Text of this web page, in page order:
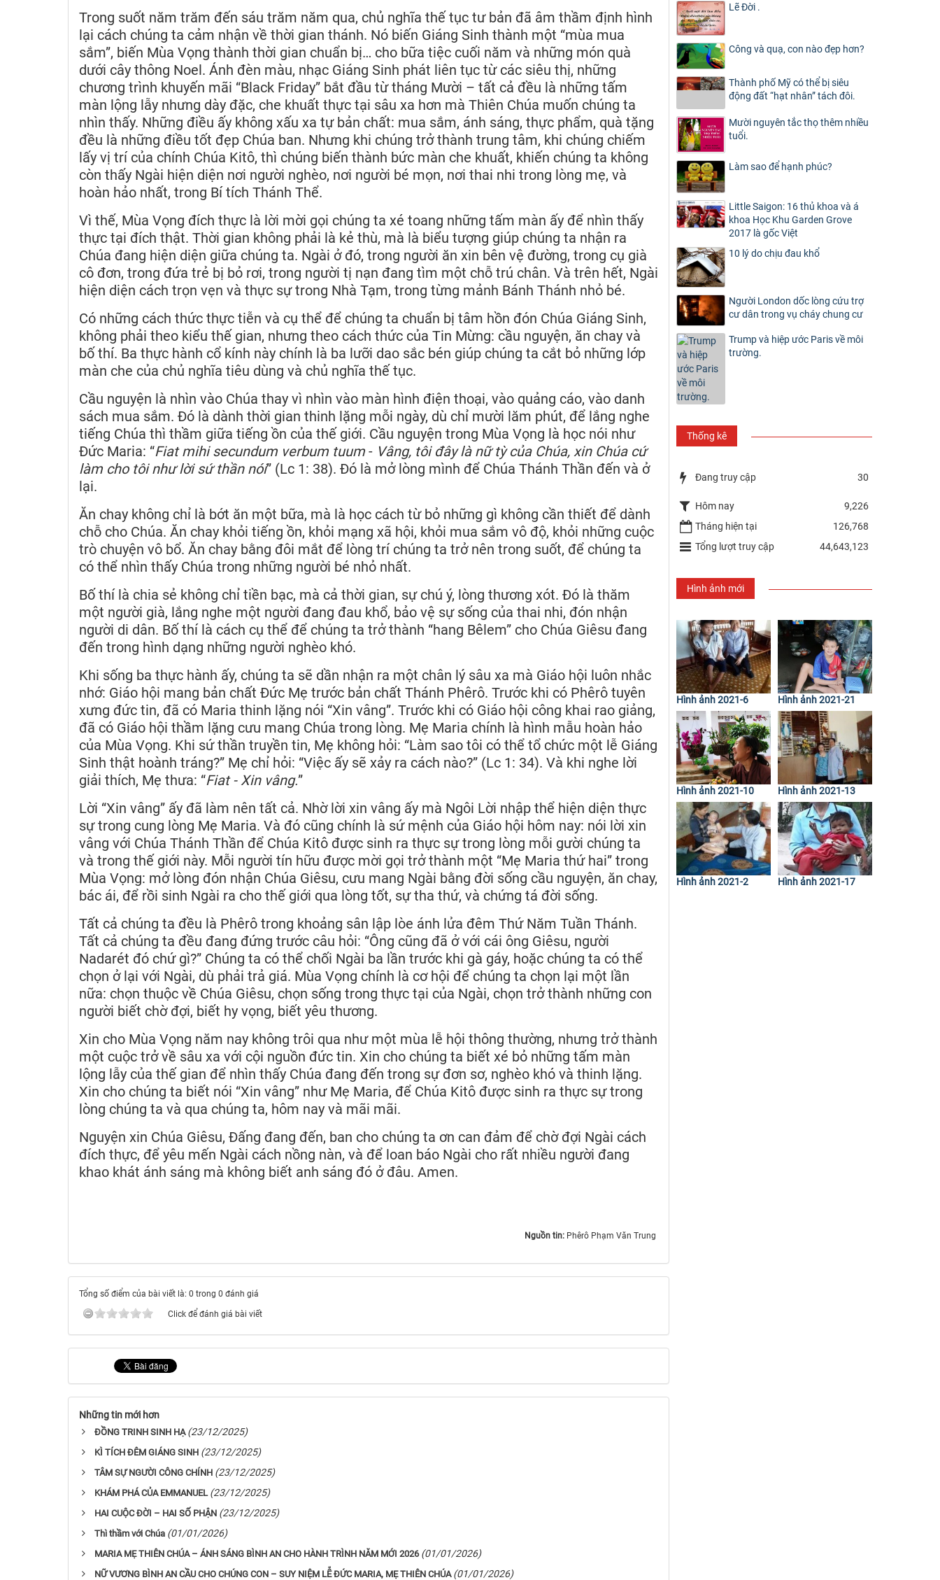
Trong suốt năm trăm đến sáu trăm năm qua, chủ nghĩa thế tục tư bản đã âm thầm định hình
lại cách chúng ta cảm nhận về thời gian thánh. Nó biến Giáng Sinh thành một “mùa mua
sắm”, biến Mùa Vọng thành thời gian chuẩn bị… cho bữa tiệc cuối năm và những món quà
dưới cây thông Noel. Ánh đèn màu, nhạc Giáng Sinh phát liên tục từ các siêu thị, những
chương trình khuyến mãi “Black Friday” bắt đầu từ tháng Mười – tất cả đều là những tấm
màn lộng lẫy nhưng dày đặc, che khuất thực tại sâu xa hơn mà Thiên Chúa muốn chúng ta
nhìn thấy. Những điều ấy không xấu xa tự bản chất: mua sắm, ánh sáng, thực phẩm, quà tặng
đều là những điều tốt đẹp Chúa ban. Nhưng khi chúng trở thành trung tâm, khi chúng chiếm
lấy vị trí của chính Chúa Kitô, thì chúng biến thành bức màn che khuất, khiến chúng ta không
còn thấy Ngài hiện diện nơi người nghèo, nơi người bé mọn, nơi thai nhi trong lòng mẹ, và
hoàn hảo nhất, trong Bí tích Thánh Thể.
Vì thế, Mùa Vọng đích thực là lời mời gọi chúng ta xé toang những tấm màn ấy để nhìn thấy
thực tại đích thật. Thời gian không phải là kẻ thù, mà là biểu tượng giúp chúng ta nhận ra
Chúa đang hiện diện giữa chúng ta. Ngài ở đó, trong người ăn xin bên vệ đường, trong cụ già
cô đơn, trong đứa trẻ bị bỏ rơi, trong người tị nạn đang tìm một chỗ trú chân. Và trên hết, Ngài
hiện diện cách trọn vẹn và thực sự trong Nhà Tạm, trong từng mảnh Bánh Thánh nhỏ bé.
Có những cách thức thực tiễn và cụ thể để chúng ta chuẩn bị tâm hồn đón Chúa Giáng Sinh,
không phải theo kiểu thế gian, nhưng theo cách thức của Tin Mừng: cầu nguyện, ăn chay và
bố thí. Ba thực hành cổ kính này chính là ba lưỡi dao sắc bén giúp chúng ta cắt bỏ những lớp
màn che của chủ nghĩa tiêu dùng và chủ nghĩa thế tục.
Cầu nguyện là nhìn vào Chúa thay vì nhìn vào màn hình điện thoại, vào quảng cáo, vào danh
sách mua sắm. Đó là dành thời gian thinh lặng mỗi ngày, dù chỉ mười lăm phút, để lắng nghe
tiếng Chúa thì thầm giữa tiếng ồn của thế giới. Cầu nguyện trong Mùa Vọng là học nói như
Đức Maria: “Fiat mihi secundum verbum tuum - Vâng, tôi đây là nữ tỳ của Chúa, xin Chúa cứ
làm cho tôi như lời sứ thần nói” (Lc 1: 38). Đó là mở lòng mình để Chúa Thánh Thần đến và ở
lại.
Ăn chay không chỉ là bớt ăn một bữa, mà là học cách từ bỏ những gì không cần thiết để dành
chỗ cho Chúa. Ăn chay khỏi tiếng ồn, khỏi mạng xã hội, khỏi mua sắm vô độ, khỏi những cuộc
trò chuyện vô bổ. Ăn chay bằng đôi mắt để lòng trí chúng ta trở nên trong suốt, để chúng ta
có thể nhìn thấy Chúa trong những người bé nhỏ nhất.
Bố thí là chia sẻ không chỉ tiền bạc, mà cả thời gian, sự chú ý, lòng thương xót. Đó là thăm
một người già, lắng nghe một người đang đau khổ, bảo vệ sự sống của thai nhi, đón nhận
người di dân. Bố thí là cách cụ thể để chúng ta trở thành “hang Bêlem” cho Chúa Giêsu đang
đến trong hình dạng những người nghèo khó.
Khi sống ba thực hành ấy, chúng ta sẽ dần nhận ra một chân lý sâu xa mà Giáo hội luôn nhắc
nhớ: Giáo hội mang bản chất Đức Mẹ trước bản chất Thánh Phêrô. Trước khi có Phêrô tuyên
xưng đức tin, đã có Maria thinh lặng nói “Xin vâng”. Trước khi có Giáo hội công khai rao giảng,
đã có Giáo hội thầm lặng cưu mang Chúa trong lòng. Mẹ Maria chính là hình mẫu hoàn hảo
của Mùa Vọng. Khi sứ thần truyền tin, Mẹ không hỏi: “Làm sao tôi có thể tổ chức một lễ Giáng
Sinh thật hoành tráng?” Mẹ chỉ hỏi: “Việc ấy sẽ xảy ra cách nào?” (Lc 1: 34). Và khi nghe lời
giải thích, Mẹ thưa: “Fiat - Xin vâng.”
Lời “Xin vâng” ấy đã làm nên tất cả. Nhờ lời xin vâng ấy mà Ngôi Lời nhập thể hiện diện thực
sự trong cung lòng Mẹ Maria. Và đó cũng chính là sứ mệnh của Giáo hội hôm nay: nói lời xin
vâng với Chúa Thánh Thần để Chúa Kitô được sinh ra thực sự trong lòng mỗi gười chúng ta
và trong thế giới này. Mỗi người tín hữu được mời gọi trở thành một “Mẹ Maria thứ hai” trong
Mùa Vọng: mở lòng đón nhận Chúa Giêsu, cưu mang Ngài bằng đời sống cầu nguyện, ăn chay,
bác ái, để rồi sinh Ngài ra cho thế giới qua lòng tốt, sự tha thứ, và chứng tá đời sống.
Tất cả chúng ta đều là Phêrô trong khoảng sân lập lòe ánh lửa đêm Thứ Năm Tuần Thánh.
Tất cả chúng ta đều đang đứng trước câu hỏi: “Ông cũng đã ở với cái ông Giêsu, người
Nadarét đó chứ gì?” Chúng ta có thể chối Ngài ba lần trước khi gà gáy, hoặc chúng ta có thể
chọn ở lại với Ngài, dù phải trả giá. Mùa Vọng chính là cơ hội để chúng ta chọn lại một lần
nữa: chọn thuộc về Chúa Giêsu, chọn sống trong thực tại của Ngài, chọn trở thành những con
người biết chờ đợi, biết hy vọng, biết yêu thương.
Xin cho Mùa Vọng năm nay không trôi qua như một mùa lễ hội thông thường, nhưng trở thành
một cuộc trở về sâu xa với cội nguồn đức tin. Xin cho chúng ta biết xé bỏ những tấm màn
lộng lẫy của thế gian để nhìn thấy Chúa đang đến trong sự đơn sơ, nghèo khó và thinh lặng.
Xin cho chúng ta biết nói “Xin vâng” như Mẹ Maria, để Chúa Kitô được sinh ra thực sự trong
lòng chúng ta và qua chúng ta, hôm nay và mãi mãi.
Nguyện xin Chúa Giêsu, Đấng đang đến, ban cho chúng ta ơn can đảm để chờ đợi Ngài cách
đích thực, để yêu mến Ngài cách nồng nàn, và để loan báo Ngài cho rất nhiều người đang
khao khát ánh sáng mà không biết anh sáng đó ở đâu. Amen.
Nguồn tin: Phêrô Phạm Văn Trung ​​​​​​​
Tổng số điểm của bài viết là: 0 trong 0 đánh giá
Click để đánh giá bài viết
Những tin mới hơn
ĐỒNG TRINH SINH HẠ (23/12/2025)
KÌ TÍCH ĐÊM GIÁNG SINH (23/12/2025)
TÂM SỰ NGƯỜI CÔNG CHÍNH (23/12/2025)
KHÁM PHÁ CỦA EMMANUEL (23/12/2025)
HAI CUỘC ĐỜI – HAI SỐ PHẬN (23/12/2025)
Thì thầm với Chúa (01/01/2026)
MARIA MẸ THIÊN CHÚA – ÁNH SÁNG BÌNH AN CHO HÀNH TRÌNH NĂM MỚI 2026 (01/01/2026)
NỮ VƯƠNG BÌNH AN CẦU CHO CHÚNG CON – SUY NIỆM LỄ ĐỨC MARIA, MẸ THIÊN CHÚA (01/01/2026)
Lẽ Đời .
Công và quạ, con nào đẹp hơn?
Thành phố Mỹ có thể bị siêu
động đất “hạt nhân” tách đôi.
Mười nguyên tắc thọ thêm nhiều
tuổi.
Làm sao để hạnh phúc?
Little Saigon: 16 thủ khoa và á
khoa Học Khu Garden Grove
2017 là gốc Việt
10 lý do chịu đau khổ
Người London dốc lòng cứu trợ
cư dân trong vụ cháy chung cư
Trump và hiệp ước Paris về môi
trường.
Thống kê
Đang truy cập 30
Hôm nay
9,226
Tháng hiện tại
126,768
Tổng lượt truy cập
44,643,123
Hình ảnh mới
Hình ảnh 2021-6 Hình ảnh 2021-21
Hình ảnh 2021-10 Hình ảnh 2021-13
Hình ảnh 2021-2 Hình ảnh 2021-17